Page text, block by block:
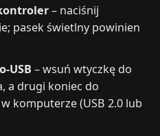
– naciśnij
pasek świetlny powinien
– wsuń wtyczkę do
a drugi koniec do
komputerze (USB 2.0 lub